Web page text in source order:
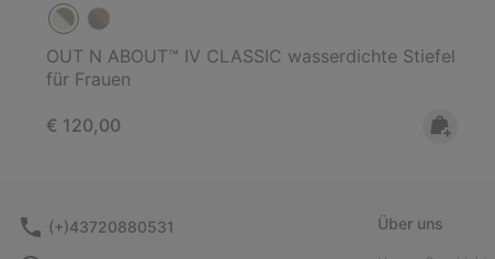
OUT N ABOUT™ IV CLASSIC wasserdichte Stiefel
für Frauen
Regular price:
€ 120,00
(+)43720880531 Über uns